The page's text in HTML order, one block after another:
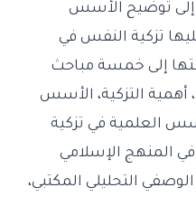
2023) تهدف إلى توضيح الأسس
تزكية النفس في
إلى خمسة مباحث
أهمية التزكية، الأسس
العلمية في تزكية
المنهج الإسلامي
التحليلي المكتبي،